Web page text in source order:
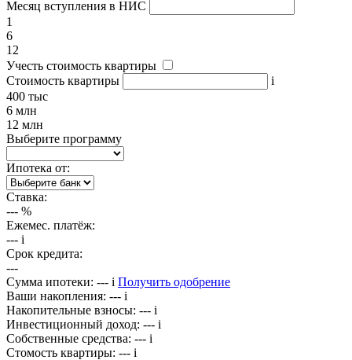
Месяц вступления в НИС
1
6
12
Учесть стоимость квартиры
Стоимость квартиры
i
400 тыс
6 млн
12 млн
Выберите программу
Ипотека от:
Ставка:
--- %
Ежемес. платёж:
--- i
Срок кредита:
---
Сумма ипотеки: --- i Получить одобрение
Ваши накопления: --- i
Накопительные взносы: --- i
Инвестиционный доход: --- i
Собственные средства: --- i
Стомость квартиры: --- i